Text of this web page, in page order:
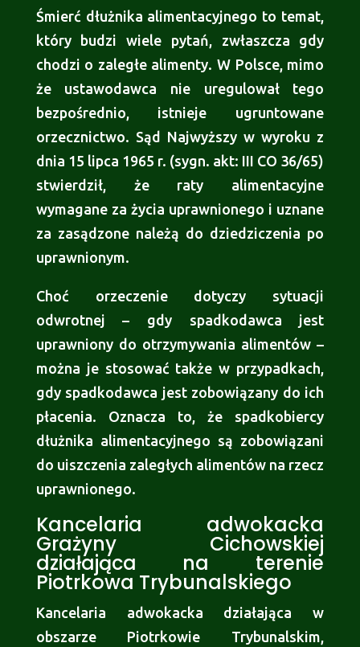
Śmierć dłużnika alimentacyjnego to temat,
który budzi wiele pytań, zwłaszcza gdy
chodzi o zaległe alimenty. W Polsce, mimo
że ustawodawca nie uregulował tego
bezpośrednio, istnieje ugruntowane
orzecznictwo. Sąd Najwyższy w wyroku z
dnia 15 lipca 1965 r. (sygn. akt: III CO 36/65)
stwierdził, że raty alimentacyjne
wymagane za życia uprawnionego i uznane
za zasądzone należą do dziedziczenia po
uprawnionym.
Choć orzeczenie dotyczy sytuacji
odwrotnej – gdy spadkodawca jest
uprawniony do otrzymywania alimentów –
można je stosować także w przypadkach,
gdy spadkodawca jest zobowiązany do ich
płacenia. Oznacza to, że spadkobiercy
dłużnika alimentacyjnego są zobowiązani
do uiszczenia zaległych alimentów na rzecz
uprawnionego.
Kancelaria adwokacka
Grażyny Cichowskiej
działająca na terenie
Piotrkowa Trybunalskiego
Kancelaria adwokacka działająca w
obszarze Piotrkowie Trybunalskim,